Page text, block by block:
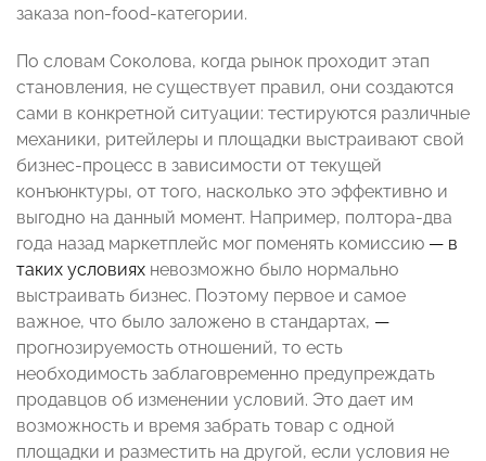
заказа non-food-категории.
По словам Соколова, когда рынок проходит этап
становления, не существует правил, они создаются
сами в конкретной ситуации: тестируются различные
механики, ритейлеры и площадки выстраивают свой
бизнес-процесс в зависимости от текущей
конъюнктуры, от того, насколько это эффективно и
выгодно на данный момент. Например, полтора-два
года назад маркетплейс мог поменять комиссию — в
таких условиях невозможно было нормально
выстраивать бизнес. Поэтому первое и самое
важное, что было заложено в стандартах, —
прогнозируемость отношений, то есть
необходимость заблаговременно предупреждать
продавцов об изменении условий. Это дает им
возможность и время забрать товар с одной
площадки и разместить на другой, если условия не